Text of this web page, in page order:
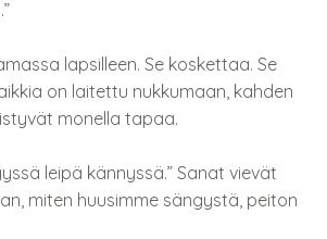
lapsilleen. Se koskettaa. Se
on laitettu nukkumaan, kahden
monella tapaa.
leipä kännyssä.” Sanat vievät
miten huusimme sängystä, peiton